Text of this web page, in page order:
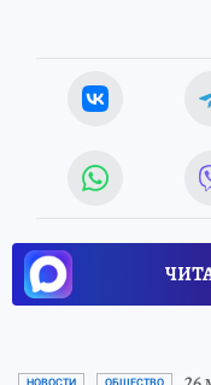
НОВОСТИ ОБЩЕСТВО